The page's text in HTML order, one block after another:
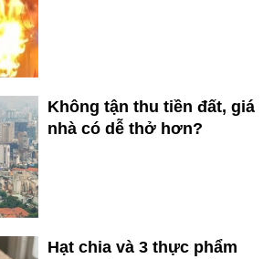
Không tận thu tiền đất, giá
nhà có dễ thở hơn?
Hạt chia và 3 thực phẩm